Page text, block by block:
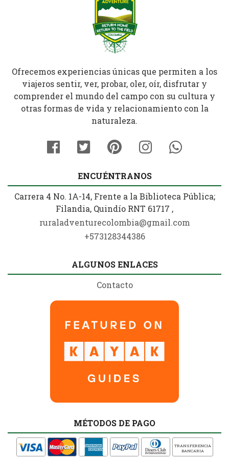
Ofrecemos experiencias únicas que permiten a los
viajeros sentir, ver, probar, oler, oír, disfrutar y
comprender el mundo del campo con su cultura y
otras formas de vida y relacionamiento con la
naturaleza.
ENCUÉNTRANOS
Carrera 4 No. 1A-14, Frente a la Biblioteca Pública;
Filandia, Quindío RNT 61717 ,
ruraladventurecolombia@gmail.com
+573128344386
ALGUNOS ENLACES
Contacto
MÉTODOS DE PAGO
TRANSFERENCIA
BANCARIA